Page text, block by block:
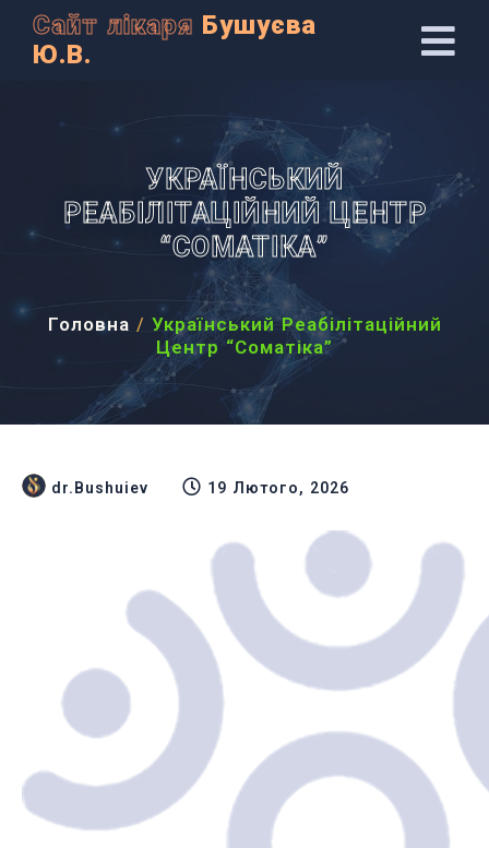
Сайт лікаря Бушуєва
Ю.В.
УКРАЇНСЬКИЙ
РЕАБІЛІТАЦІЙНИЙ ЦЕНТР
“СОМАТІКА”
Головна / Український Реабілітаційний
Центр “Соматіка”
dr.Bushuiev 19 Лютого, 2026